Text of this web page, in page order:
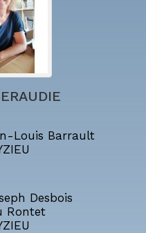
Louis Barrault
Desbois
Rontet